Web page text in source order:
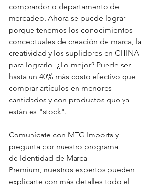
comprardor o departamento de
mercadeo. Ahora se puede lograr
porque tenemos los conocimientos
conceptuales de creación de marca, la
creatividad y los suplidores en CHINA
para lograrlo. ¿Lo mejor? Puede ser
hasta un 40% más costo efectivo que
comprar artículos en menores
cantidades y con productos que ya
están es "stock".
Comunícate con MTG Imports y
pregunta por nuestro programa
de Identidad de Marca
Premium, nuestros expertos pueden
explicarte con más detalles todo el